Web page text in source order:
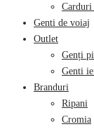
Carduri
Genti de voiaj
Outlet
Genți
Genti
Branduri
Ripani
Cromia